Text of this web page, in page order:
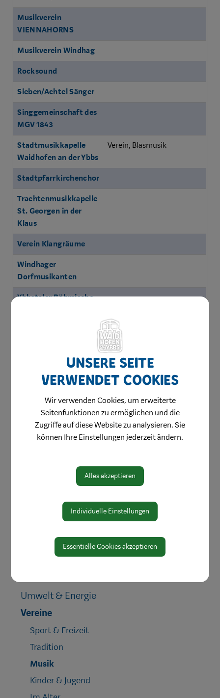
Musikverein
VIENNAHORNS
Musikverein Windhag
Rocksound
Sieben/Achtel Sänger
Singgemeinschaft des
MGV 1843
Stadtmusikkapelle
Waidhofen an der Ybbs
Verein, Blasmusik
Stadtpfarrkirchenchor
Trachtenmusikkapelle
St. Georgen in der
Klaus
Verein Klangräume
Windhager
Dorfmusikanten
Ybbstaler Böhmische
Herzlich willkommen
Bauen & Wohnen
Jugend & Familie
Heiraten in Waidhofen
Umwelt & Energie
Vereine
Sport & Freizeit
Tradition
Musik
Kinder & Jugend
Unsere Seite
verwendet Cookies
Wir verwenden Cookies, um erweiterte
Seitenfunktionen zu ermöglichen und die
Zugriffe auf diese Website zu analysieren. Sie
können Ihre Einstellungen jederzeit ändern.
Alles akzeptieren
Individuelle Einstellungen
Essentielle Cookies akzeptieren